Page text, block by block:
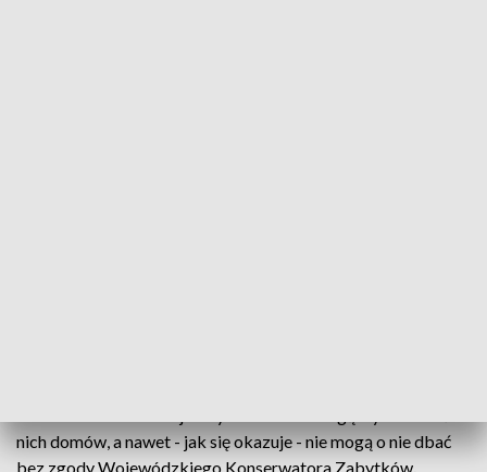
nich domów, a nawet - jak się okazuje - nie mogą o nie dbać
bez zgody Wojewódzkiego Konserwatora Zabytków.